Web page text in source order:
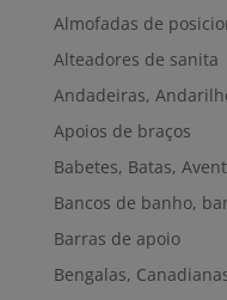
Almofadas de
Alteadores de sanita
Andadeiras,
Apoios de braços
Babetes, Batas,
Bancos de banho,
Barras de apoio
Bengalas,